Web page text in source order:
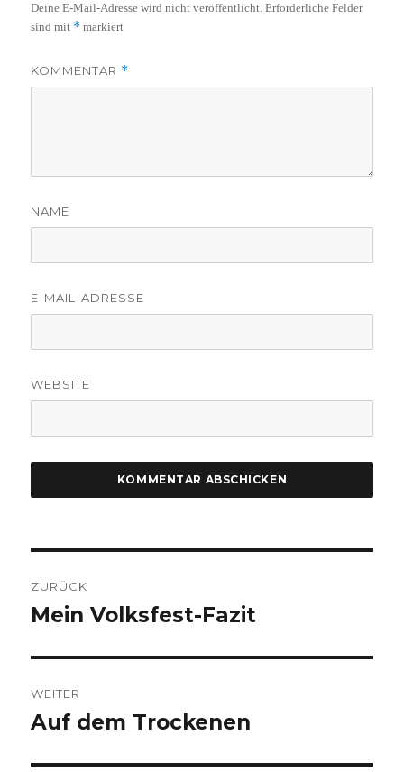
Deine E-Mail-Adresse wird nicht veröffentlicht. Erforderliche Felder
sind mit * markiert
KOMMENTAR *
NAME
E-MAIL-ADRESSE
WEBSITE
ZURÜCK
Vorheriger
Mein Volksfest-Fazit
WEITER
Nächster
Auf dem Trockenen